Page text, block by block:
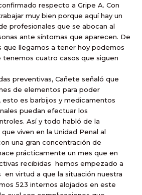
respecto a Gripe A. Con
muy bien porque aquí hay un
profesionales que se abocan al
ante síntomas que aparecen. De
que llegamos a tener hoy podemos
tenemos cuatro casos que siguen
preventivas, Cañete señaló que
de elementos para poder
esto es barbijos y medicamentos
puedan efectuar los
Así y todo habló de la
viven en la Unidad Penal al
una gran concentración de
prácticamente un mes que en
recibidas hemos empezado a
en virtud a que la situación nuestra
523 internos alojados en este